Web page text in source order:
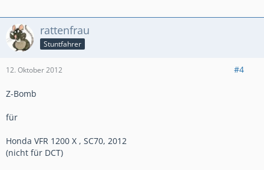
rattenfrau
Stuntfahrer
12. Oktober 2012 #4
Z-Bomb
für
Honda VFR 1200 X , SC70, 2012
(nicht für DCT)